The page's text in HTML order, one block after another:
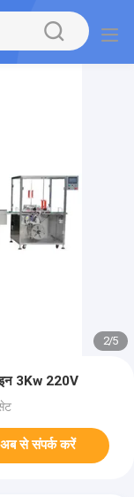
2/5
3Kw 220V
अब से संपर्क करें